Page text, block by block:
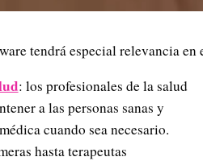
tendrá especial relevancia en
: los profesionales de la salud
a las personas sanas y
cuando sea necesario.
hasta terapeutas